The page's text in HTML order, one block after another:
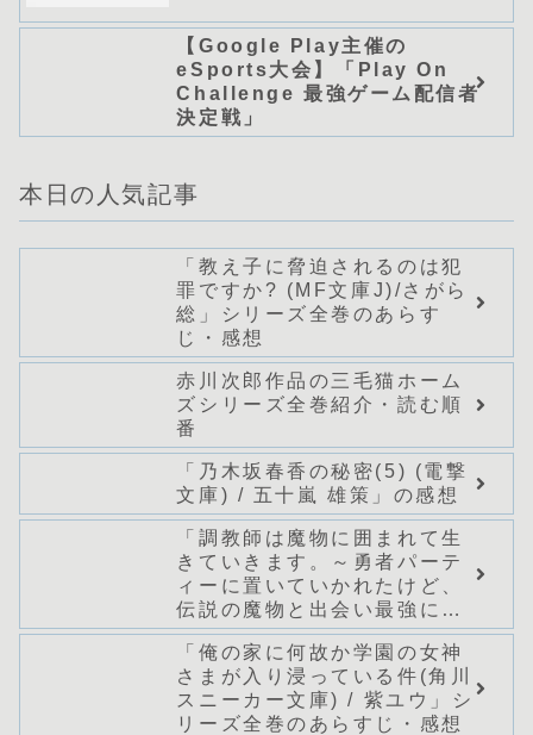
【Google Play主催の
eSports大会】「Play On
Challenge 最強ゲーム配信者
決定戦」
本日の人気記事
「教え子に脅迫されるのは犯
罪ですか? (MF文庫J)/さがら
総」シリーズ全巻のあらす
じ・感想
赤川次郎作品の三毛猫ホーム
ズシリーズ全巻紹介・読む順
番
「乃木坂春香の秘密(5) (電撃
文庫) / 五十嵐 雄策」の感想
「調教師は魔物に囲まれて生
きていきます。～勇者パーテ
ィーに置いていかれたけど、
伝説の魔物と出会い最強にな
ってた～(グラストNOVELS)/
七篠龍」シリーズ全巻のあら
すじ・感想
「俺の家に何故か学園の女神
さまが入り浸っている件(角川
スニーカー文庫) / 紫ユウ」シ
リーズ全巻のあらすじ・感想